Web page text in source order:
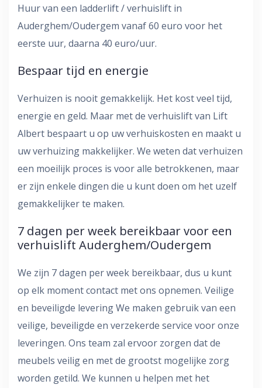
Huur van een ladderlift / verhuislift in
Auderghem/Oudergem vanaf 60 euro voor het
eerste uur, daarna 40 euro/uur.
Bespaar tijd en energie
Verhuizen is nooit gemakkelijk. Het kost veel tijd,
energie en geld. Maar met de verhuislift van Lift
Albert bespaart u op uw verhuiskosten en maakt u
uw verhuizing makkelijker. We weten dat verhuizen
een moeilijk proces is voor alle betrokkenen, maar
er zijn enkele dingen die u kunt doen om het uzelf
gemakkelijker te maken.
7 dagen per week bereikbaar voor een
verhuislift Auderghem/Oudergem
We zijn 7 dagen per week bereikbaar, dus u kunt
op elk moment contact met ons opnemen. Veilige
en beveiligde levering We maken gebruik van een
veilige, beveiligde en verzekerde service voor onze
leveringen. Ons team zal ervoor zorgen dat de
meubels veilig en met de grootst mogelijke zorg
worden getild. We kunnen u helpen met het